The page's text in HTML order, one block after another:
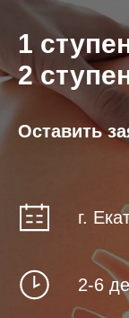
1
2
Оставить
г.
2-6